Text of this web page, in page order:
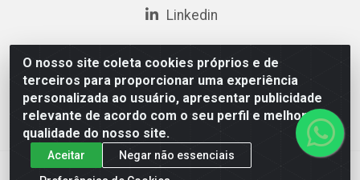
O nosso site coleta cookies próprios e de
terceiros para proporcionar uma experiência
personalizada ao usuário, apresentar publicidade
relevante de acordo com o seu perfil e melhorar a
qualidade do nosso site.
Aceitar
Negar não essenciais
Linkedin
GD DISTRIBUIDOR DE ALIMENTOS LTDA - Avenida
Prefeito Wall Ferraz, 17777 - Pedra Miuda, Teresina/PI -
CEP 64.038-030 - CNPJ 35.284.321/0001-40